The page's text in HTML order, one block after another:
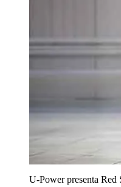
U‑Power presenta